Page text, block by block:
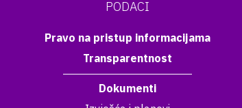
PODACI
Pravo na pristup informacijama
Transparentnost
Dokumenti